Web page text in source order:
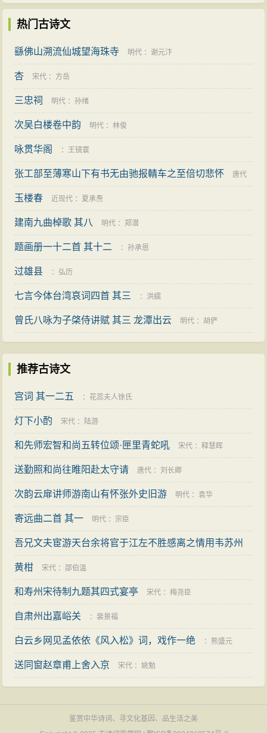
热门古诗文
繇佛山溯流仙城望海珠寺 明代 ：谢元汴
杏 宋代 ： 方岳
三忠祠 明代 ：孙绪
次吴白楼卷中韵 明代 ：林俊
咏贯华阁 ：王镜寰
张工部至薄寒山下有书无由驰报輤车之至倍切悲怀 唐代
：权德舆
玉楼春 近现代 ： 夏承焘
建南九曲棹歌 其八 明代 ：郑潜
题画册一十二首 其十二 ：孙承恩
过雄县 ： 弘历
七言今体台湾哀词四首 其三 ： 洪繻
曾氏八咏为子棨侍讲赋 其三 龙潭出云 明代 ：胡俨
推荐古诗文
宫词 其一二五 ： 花蕊夫人徐氏
灯下小酌 宋代 ： 陆游
和先师宏智和尚五转位颂·匣里青蛇吼 宋代 ：释慧晖
送勤照和尚往睢阳赴太守请 唐代 ：刘长卿
次韵云扉讲师游南山有怀张外史旧游 明代 ： 袁华
寄远曲二首 其一 明代 ： 宗臣
吾兄文夫宦游天台余将官于江左不胜感离之情用韦苏州
那知风雨夜复此对床眠为韵作十诗以寄 其一
黄柑 宋代 ：邵伯温
和寿州宋待制九题其四式宴亭 宋代 ：梅尧臣
自肃州出嘉峪关 ：裴景福
白云乡网见孟依依《风入松》词，戏作一绝 ： 熊盛元
送同窗赵章甫上舍入京 宋代 ：姚勉
鉴赏中华诗词、寻文化基因、品生活之美